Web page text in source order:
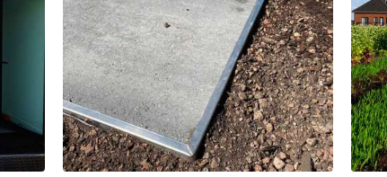
Sauvegarder